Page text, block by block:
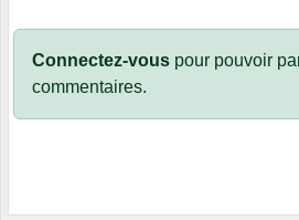
Connectez-vous pour pouvoir
commentaires.